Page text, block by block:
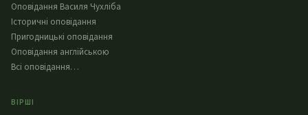
Оповідання Василя Чухліба
Історичні оповідання
Пригодницькі оповідання
Оповідання англійською
Всі оповідання…
ВІРШІ